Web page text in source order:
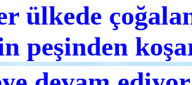
ülkede
peşinden